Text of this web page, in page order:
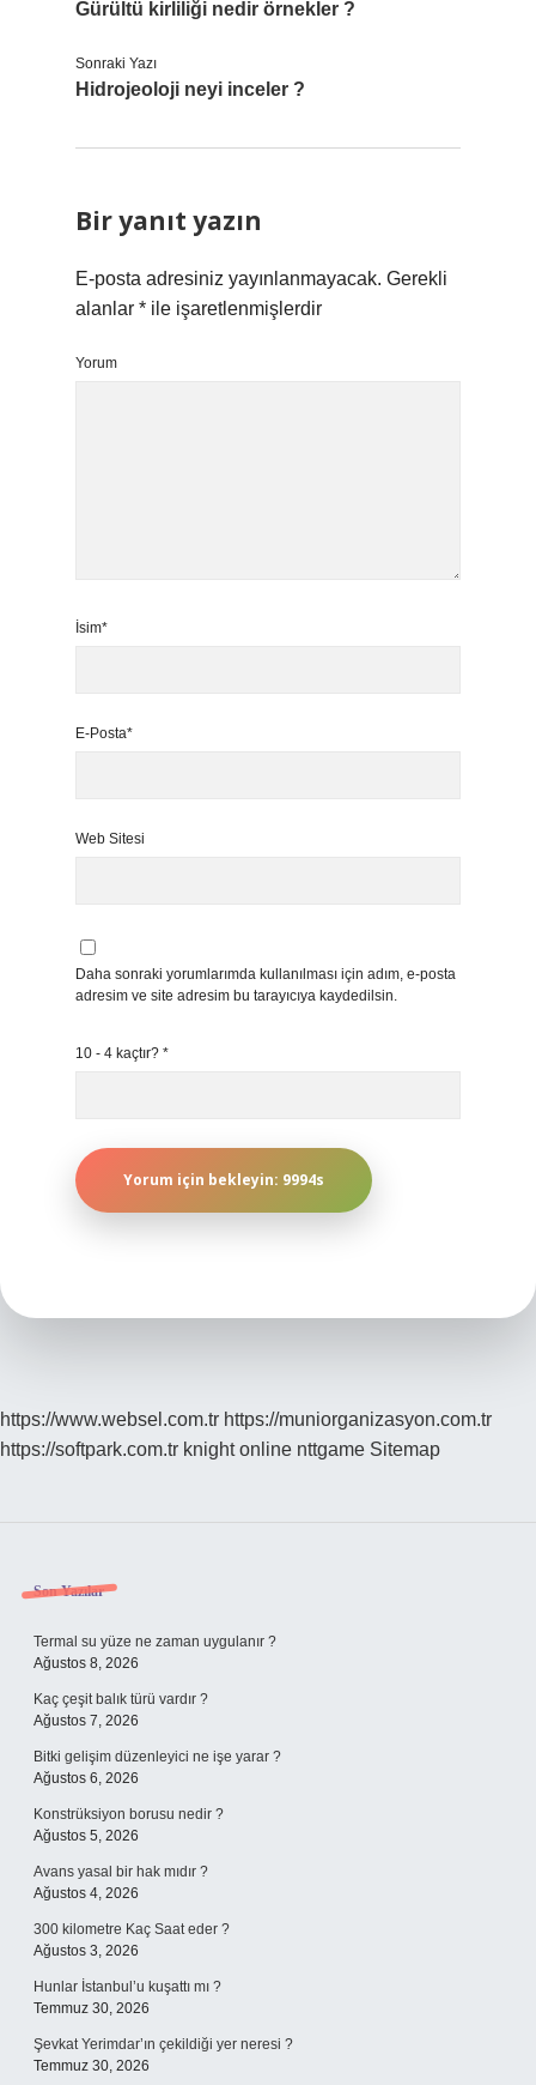
Gürültü kirliliği nedir örnekler ?
Sonraki Yazı
Hidrojeoloji neyi inceler ?
Bir yanıt yazın
E-posta adresiniz yayınlanmayacak. Gerekli
alanlar * ile işaretlenmişlerdir
Yorum
İsim*
E-Posta*
Web Sitesi
Daha sonraki yorumlarımda kullanılması için adım, e-posta
adresim ve site adresim bu tarayıcıya kaydedilsin.
10 - 4 kaçtır? *
https://www.websel.com.tr https://muniorganizasyon.com.tr
https://softpark.com.tr knight online nttgame Sitemap
Sidebar
Son Yazılar
Termal su yüze ne zaman uygulanır ?
Ağustos 8, 2026
Kaç çeşit balık türü vardır ?
Ağustos 7, 2026
Bitki gelişim düzenleyici ne işe yarar ?
Ağustos 6, 2026
Konstrüksiyon borusu nedir ?
Ağustos 5, 2026
Avans yasal bir hak mıdır ?
Ağustos 4, 2026
300 kilometre Kaç Saat eder ?
Ağustos 3, 2026
Hunlar İstanbul’u kuşattı mı ?
Temmuz 30, 2026
Şevkat Yerimdar’ın çekildiği yer neresi ?
Temmuz 30, 2026